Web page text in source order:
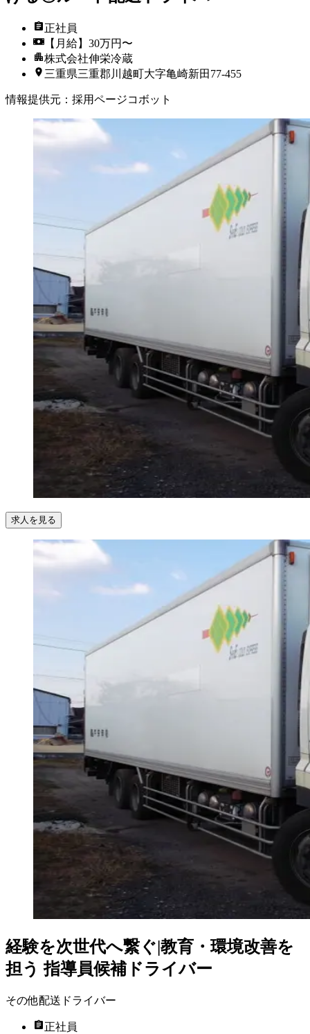
正社員
【月給】30万円〜
株式会社伸栄冷蔵
三重県三重郡川越町大字亀崎新田77-455
情報提供元 ： 採用ページコボット
求人を見る
経験を次世代へ繋ぐ|教育・環境改善を
担う 指導員候補ドライバー
その他配送ドライバー
正社員